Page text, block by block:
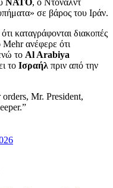
σε βάρος του Ιράν.
καταγράφονται διακοπές
ανέφερε ότι
το Al Arabiya
το Ισραήλ πριν από την
Mr. President,